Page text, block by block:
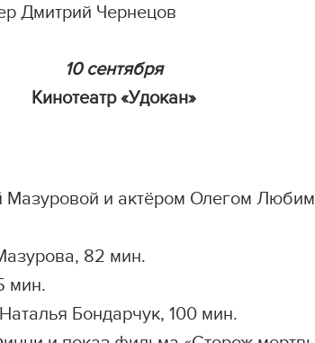
Дмитрий Чернецов
10 сентября
Кинотеатр «Удокан»
Мазуровой и актёром Олегом
82 мин.
мин.
Бондарчук, 100 мин.